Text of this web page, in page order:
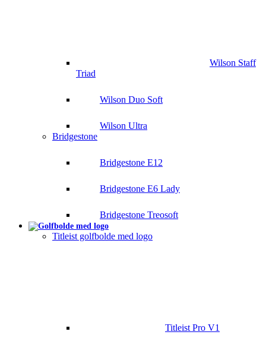
Wilson Staff
Triad
Wilson Duo Soft
Wilson Ultra
Bridgestone
Bridgestone E12
Bridgestone E6 Lady
Bridgestone Treosoft
Titleist golfbolde med logo
Titleist Pro V1